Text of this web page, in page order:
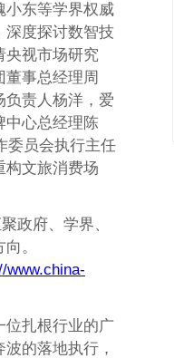
小东等学界权威
深度探讨数智技
央视市场研究
董事总经理周
负责人杨洋，爱
中心总经理陈
委员会执行主任
构文旅消费场
政府、学界、
。
www.china-
位扎根行业的广
的落地执行，